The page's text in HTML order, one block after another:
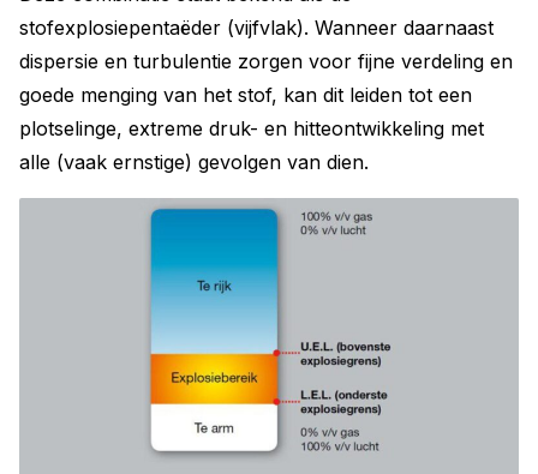
stofexplosiepentaëder (vijfvlak). Wanneer daarnaast
dispersie en turbulentie zorgen voor fijne verdeling en
goede menging van het stof, kan dit leiden tot een
plotselinge, extreme druk- en hitteontwikkeling met
alle (vaak ernstige) gevolgen van dien.